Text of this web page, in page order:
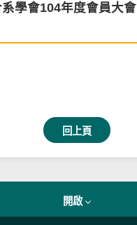
學會104年度會員大會
回上頁
開啟